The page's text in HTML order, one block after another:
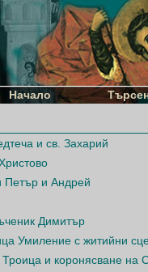
Начало
и св. Захарий
Петър и Андрей
Димитър
Умиление с житийни
Троица и коронясване на